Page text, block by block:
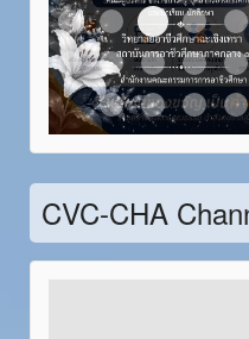
Item 1 Item 2Item 3
Item
Item 11Item 12Item 13Item
Item 21Item 22Item
CVC-CHA